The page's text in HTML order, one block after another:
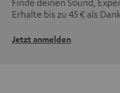
Erhalte bis zu 45 € als
Jetzt anmelden